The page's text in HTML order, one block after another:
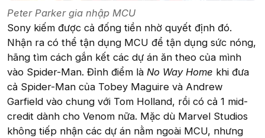
Peter Parker gia nhập MCU
Sony kiếm được cả đống tiền nhờ quyết định đó.
Nhận ra có thể tận dụng MCU để tận dụng sức nóng,
hãng tìm cách gắn kết các dự án ăn theo của mình
vào Spider-Man. Đỉnh điểm là No Way Home khi đưa
cả Spider-Man của Tobey Maguire và Andrew
Garfield vào chung với Tom Holland, rồi có cả 1 mid-
credit dành cho Venom nữa. Mặc dù Marvel Studios
không tiếp nhận các dự án nằm ngoài MCU, nhưng